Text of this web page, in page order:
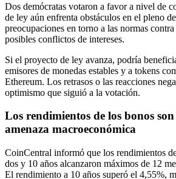
Dos demócratas votaron a favor a nivel de
de ley aún enfrenta obstáculos en el pleno
preocupaciones en torno a las normas
posibles conflictos de intereses.
Si el proyecto de ley avanza, podría
emisores de monedas estables y a tokens
Ethereum. Los retrasos o las reacciones
optimismo que siguió a la votación.
Los rendimientos de los bonos
amenaza macroeconómica
CoinCentral informó que los rendimientos
dos y 10 años alcanzaron máximos de 12
El rendimiento a 10 años superó el 4,55%,